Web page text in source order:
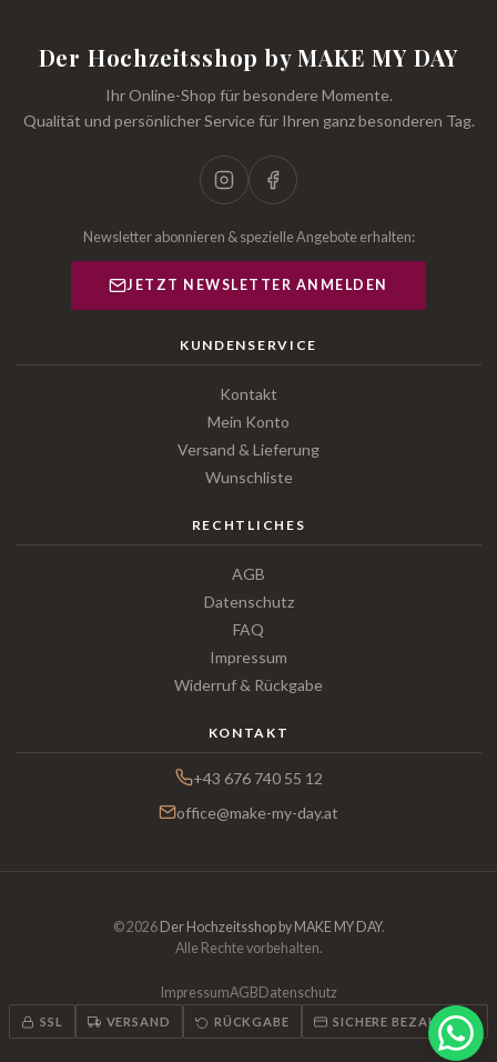
Der Hochzeitsshop by MAKE MY DAY
Ihr Online-Shop für besondere Momente.
Qualität und persönlicher Service für Ihren ganz besonderen Tag.
Newsletter abonnieren & spezielle Angebote erhalten:
JETZT NEWSLETTER ANMELDEN
KUNDENSERVICE
Kontakt
Mein Konto
Versand & Lieferung
Wunschliste
RECHTLICHES
AGB
Datenschutz
FAQ
Impressum
Widerruf & Rückgabe
KONTAKT
+43 676 740 55 12
office@make-my-day.at
© 2026 Der Hochzeitsshop by MAKE MY DAY.
Alle Rechte vorbehalten.
ImpressumAGB Datenschutz
SSL VERSAND RÜCKGABE SICHERE BEZAHLUNG